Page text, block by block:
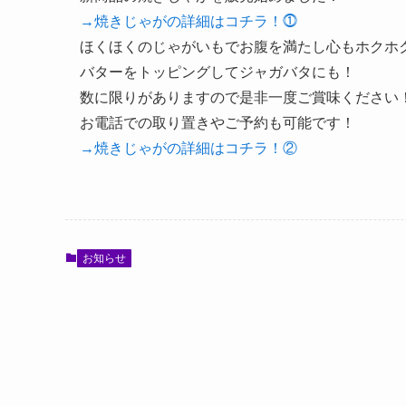
→焼きじゃがの詳細はコチラ！⓵
ほくほくのじゃがいもでお腹を満たし心もホクホ
バターをトッピングしてジャガバタにも！
数に限りがありますので是非一度ご賞味ください
お電話での取り置きやご予約も可能です！
→焼きじゃがの詳細はコチラ！②
お知らせ